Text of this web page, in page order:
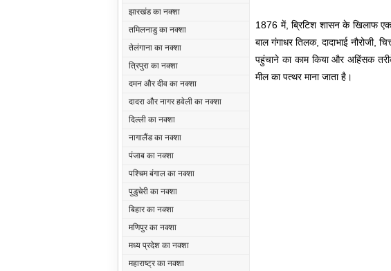
झारखंड का नक्शा
तमिलनाडु का नक्शा
तेलंगाना का नक्शा
त्रिपुरा का नक्शा
दमन और दीव का नक्शा
दादरा और नागर हवेली का नक्शा
दिल्ली का नक्शा
नागालैंड का नक्शा
पंजाब का नक्शा
पश्चिम बंगाल का नक्शा
पुडुचेरी का नक्शा
बिहार का नक्शा
मणिपुर का नक्शा
मध्य प्रदेश का नक्शा
महाराष्ट्र का नक्शा
1876 में, ब्रिटिश शासन के खिलाफ एक
बाल गंगाधर तिलक, दादाभाई
पहुंचाने का काम किया और अहिंसक
मील का पत्थर माना जाता है।